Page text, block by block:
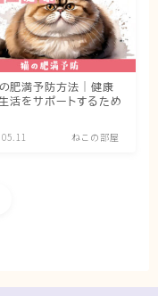
肥満予防方法｜健康
活をサポートするため
ねこの部屋